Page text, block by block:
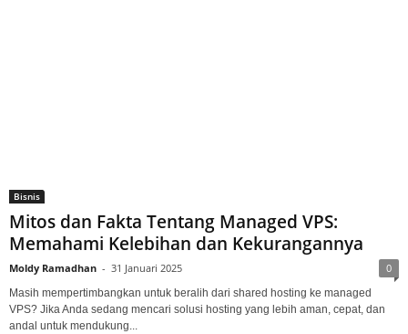
Bisnis
Mitos dan Fakta Tentang Managed VPS:
Memahami Kelebihan dan Kekurangannya
Moldy Ramadhan - 31 Januari 2025 0
Masih mempertimbangkan untuk beralih dari shared hosting ke managed
VPS? Jika Anda sedang mencari solusi hosting yang lebih aman, cepat, dan
andal untuk mendukung...